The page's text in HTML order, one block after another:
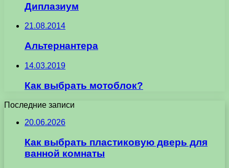
Диплазиум
21.08.2014
Альтернантера
14.03.2019
Как выбрать мотоблок?
Последние записи
20.06.2026
Как выбрать пластиковую дверь для
ванной комнаты